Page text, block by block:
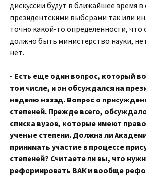
дискуссии будут в ближайшее время в
президентскими выборами так или
точно какой-то определенности, что
должно быть министерство науки,
нет.
- Есть еще один вопрос, который
том числе, и он обсуждался на
неделю назад. Вопрос о
степеней. Прежде всего,
списка вузов, которые имеют
ученые степени. Должна ли
принимать участие в процессе
степеней? Считаете ли вы, что
реформировать ВАК и вообще